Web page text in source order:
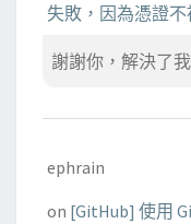
失敗，因為憑證不
謝謝你，解決了
ephrain
on [GitHub] 使用